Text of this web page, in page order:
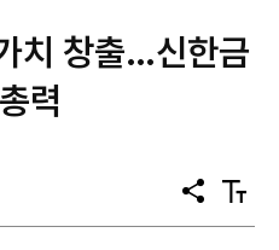
치 창출…신한금
력
공
유
텍
스